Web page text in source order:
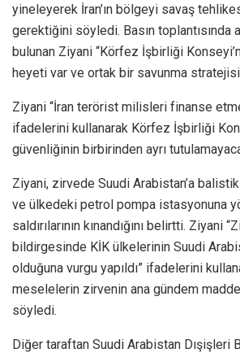
yineleyerek İran’ın bölgeyi savaş
gerektiğini söyledi. Basın toplantısında
bulunan Ziyani “Körfez İşbirliği
heyeti var ve ortak bir savunma
Ziyani “İran terörist milisleri finanse
ifadelerini kullanarak Körfez İşbirliği
güvenliğinin birbirinden ayrı
Ziyani, zirvede Suudi Arabistan’a balistik
ve ülkedeki petrol pompa istasyonuna
saldırılarının kınandığını belirtti. Ziyani
bildirgesinde KİK ülkelerinin Suudi
olduğuna vurgu yapıldı” ifadelerini
meselelerin zirvenin ana gündem
söyledi.
Diğer taraftan Suudi Arabistan Dışişleri